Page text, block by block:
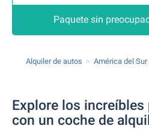
Paquete sin
Alquiler de autos América del Sur
Explore los increíbles
con un coche de